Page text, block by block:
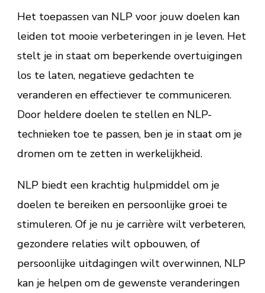
Het toepassen van NLP voor jouw doelen kan
leiden tot mooie verbeteringen in je leven. Het
stelt je in staat om beperkende overtuigingen
los te laten, negatieve gedachten te
veranderen en effectiever te communiceren.
Door heldere doelen te stellen en NLP-
technieken toe te passen, ben je in staat om je
dromen om te zetten in werkelijkheid.
NLP biedt een krachtig hulpmiddel om je
doelen te bereiken en persoonlijke groei te
stimuleren. Of je nu je carrière wilt verbeteren,
gezondere relaties wilt opbouwen, of
persoonlijke uitdagingen wilt overwinnen, NLP
kan je helpen om de gewenste veranderingen